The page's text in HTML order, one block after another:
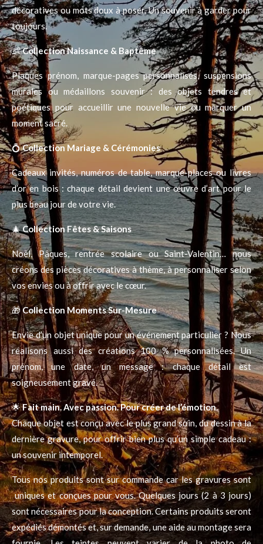
décoratives ou mots doux à poser. Un souvenir à garder pour
toujours.
👶Collection Naissance & Baptême
Plaques prénom, marque-pages personnalisés, suspensions
murales ou médaillons souvenir : des objets tendres et
poétiques pour accueillir une nouvelle vie ou marquer un
moment sacré.
💍Collection Mariage & Cérémonies
Cadeaux invités, numéros de table, marque-places ou livres
d’or en bois : chaque détail devient une œuvre d’art pour le
plus beau jour de votre vie.
🎄Collection Fêtes & Saisons
Noël, Pâques, rentrée scolaire ou Saint-Valentin… nous
créons des pièces décoratives à thème, à personnaliser selon
vos envies ou à offrir avec le cœur.
🎁Collection Moments Sur-Mesure
Envie d’un objet unique pour un événement particulier ? Nous
réalisons aussi des créations 100 % personnalisées. Un
prénom, une date, un message : chaque détail est
soigneusement gravé.
🌟Fait main. Avec passion. Pour créer de l’émotion.
Chaque objet est conçu avec le plus grand soin, du dessin à la
dernière gravure, pour offrir bien plus qu’un simple cadeau :
un souvenir intemporel.
Tous nos produits sont sur commande car les gravures sont
uniques et conçues pour vous. Quelques jours (2 à 3 jours)
sont nécessaires pour la conception. Certains produits seront
expédiés démontés et, sur demande, une aide au montage sera